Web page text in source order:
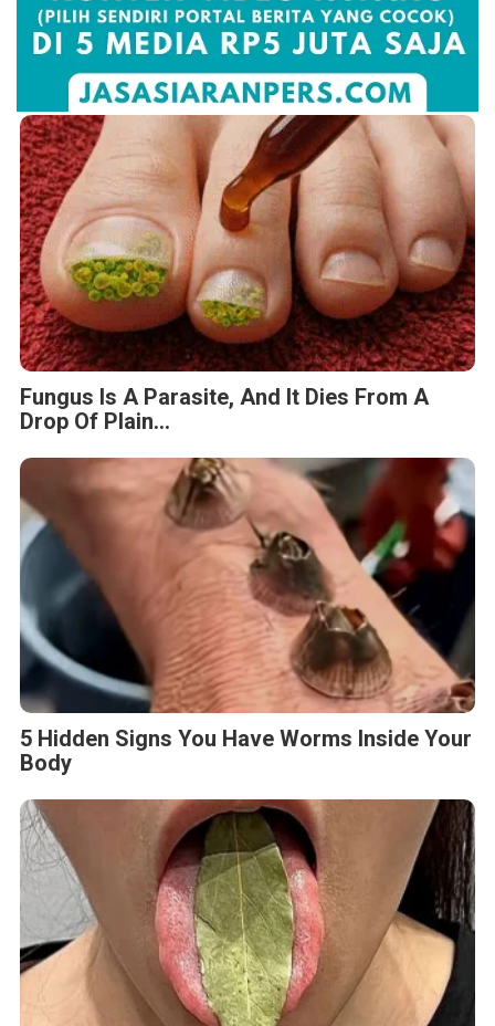
Fungus Is A Parasite, And It Dies From A
Drop Of Plain...
5 Hidden Signs You Have Worms Inside Your
Body